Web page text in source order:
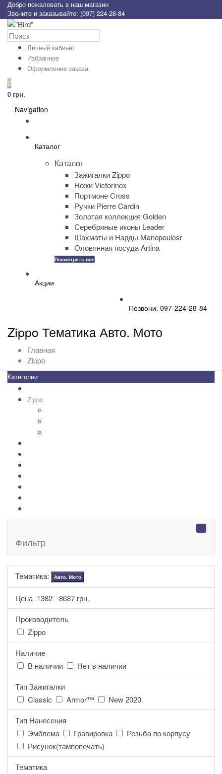
Добро пожаловать в наш магазин
Звоните и заказывайте: (097) 224-28-84
Личный кабинет
Избранное
Оформление заказа
0
0 грн.
Navigation
Каталог
Каталог
Зажигалки Zippo
Ножи Victorinox
Портмоне Cross
Ручки Pierre Cardin
Золотая коллекция Golden
Серебряные иконы Leader
Шахматы и Нарды Manopoulosr
Оловянная посуда Artina
Посмотреть все
Акции
Позвони: 097-224-28-84
Zippo Тематика Авто. Мото
Главная
Zippo
Категории
Zippo
Фильтр
Тематика: Авто. Мото
Цена 1382-8687 грн.
Производитель
Zippo
Наличие
В наличии
Нет в наличии
Тип Зажигалки
Classic
Armor™
New 2020
Тип Нанесения
Эмблема
Гравировка
Резьба по корпусу
Рисунок(тампопечать)
Тематика